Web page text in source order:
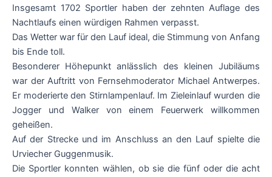
Insgesamt 1702 Sportler haben der zehnten Auflage des
Nachtlaufs einen würdigen Rahmen verpasst.
Das Wetter war für den Lauf ideal, die Stimmung von Anfang
bis Ende toll.
Besonderer Höhepunkt anlässlich des kleinen Jubiläums
war der Auftritt von Fernsehmoderator Michael Antwerpes.
Er moderierte den Stirnlampenlauf. Im Zieleinlauf wurden die
Jogger und Walker von einem Feuerwerk willkommen
geheißen.
Auf der Strecke und im Anschluss an den Lauf spielte die
Urviecher Guggenmusik.
Die Sportler konnten wählen, ob sie die fünf oder die acht